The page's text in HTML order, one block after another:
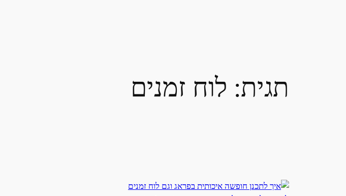
תגית: לוח זמנים